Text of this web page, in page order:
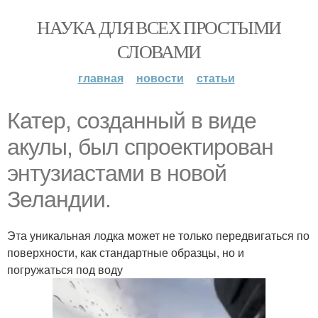
НАУКА ДЛЯ ВСЕХ ПРОСТЫМИ
СЛОВАМИ
главная новости статьи
Катер, созданный в виде
акулы, был спроектирован
энтузиастами в новой
Зеландии.
Эта уникальная лодка может не только передвигаться по
поверхности, как стандартные образцы, но и
погружаться под воду